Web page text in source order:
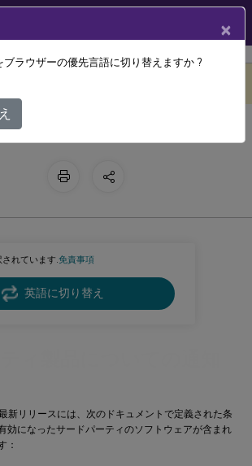
Profile Management 2311
れています.免責事項
英語に切り替え
リリースには、次のドキュメントで定義された条
効になったサードパーティのソフトウェアが含まれ
：
ィ製品についての通知
×
ラウザーの優先言語に切り替えますか ?